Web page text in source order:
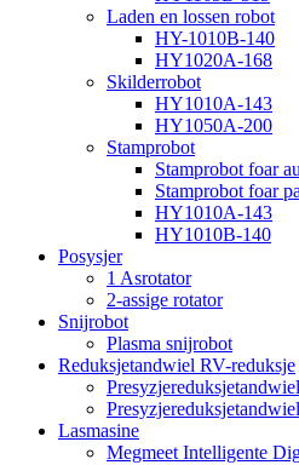
Laden en lossen robot
HY-1010B-140
HY1020A-168
Skilderrobot
HY1010A-143
HY1050A-200
Stamprobot
Stamprobot foar
Stamprobot foar
HY1010A-143
HY1010B-140
Posysjer
1 Asrotator
2-assige rotator
Snijrobot
Plasma snijrobot
Reduksjetandwiel RV-reduksje
Lasmasine
Megmeet Intelligente